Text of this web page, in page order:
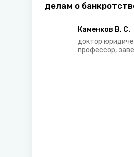
делам о
Каменков В. С.
доктор
профессор,